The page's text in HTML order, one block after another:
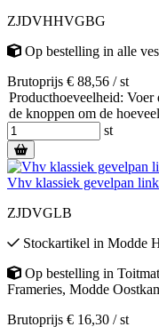
ZJDVHHVGBG
Op bestelling in alle
Brutoprijs € 88,56 / st
Producthoeveelheid:
de knoppen om de
st
Vhv klassiek gevelpan
ZJDVGLB
Stockartikel in Modde
Op bestelling in
Frameries, Modde
Brutoprijs € 16,30 / st